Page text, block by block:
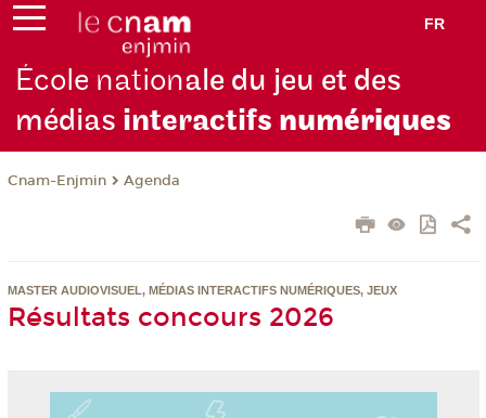
FR
École nationale du jeu et des
médias interactifs numériques
Cnam-Enjmin Agenda
MASTER AUDIOVISUEL, MÉDIAS INTERACTIFS NUMÉRIQUES, JEUX
Résultats concours 2026